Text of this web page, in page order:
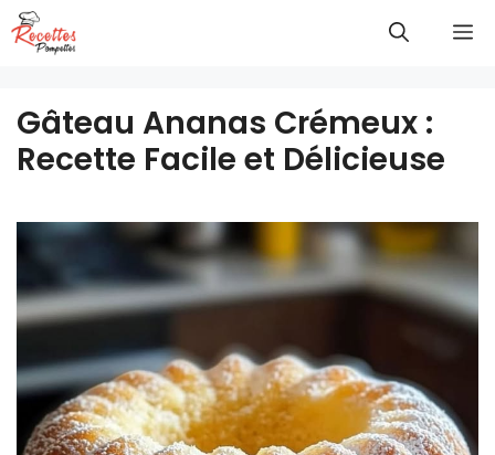
Aller
au
Gâteau Ananas Crémeux :
Recette Facile et Délicieuse